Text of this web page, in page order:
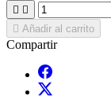
 
 Añadir al carrito
Compartir